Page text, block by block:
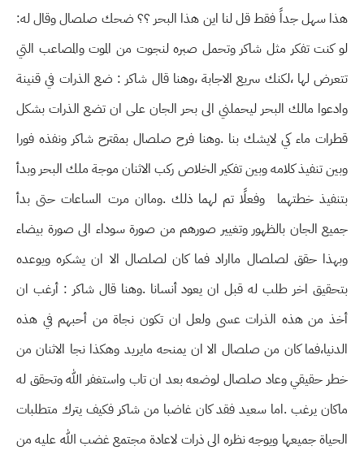
هذا سهل جداً فقط قل لنا اين هذا البحر ؟؟ ضحك صلصال وقال له:
لو كنت تفكر مثل شاكر وتحمل صبره لنجوت من الموت والمصاعب التي
تتعرض لها ،لكنك سريع الاجابة ،وهنا قال شاكر : ضع الذرات في قنينة
وادعوا مالك البحر ليحملني الى بحر الجان على ان تضع الذرات بشكل
قطرات ماء كي لايشك بنا .وهنا فرح صلصال بمقترح شاكر ونفذه فورا
وبين تنفيذ كلامه وبين تفكير الخلاص ركب الاثنان موجة ملك البحر وبدأ
بتنفيذ خطتهما وفعلًا تم لهما ذلك .وماان مرت الساعات حتى بدأ
جميع الجان بالظهور وتغيير صورهم من صورة سوداء الى صورة بيضاء
وبهذا حقق لصلصال مااراد فما كان لصلصال الا ان يشكره ويوعده
بتحقيق اخر طلب له قبل ان يعود أنسانا .وهنا قال شاكر : أرغب ان
أخذ من هذه الذرات عسى ولعل ان تكون نجاة من أحبهم في هذه
الدنيا،فما كان من صلصال الا ان يمنحه مايريد وهكذا نجا الاثنان من
خطر حقيقي وعاد صلصال لوضعه بعد ان تاب واستغفر الله وتحقق له
ماكان يرغب .اما سعيد فقد كان غاضبا من شاكر فكيف يترك متطلبات
الحياة جميعها ويوجه نظره الى ذرات لاعادة مجتمع غضب الله عليه من